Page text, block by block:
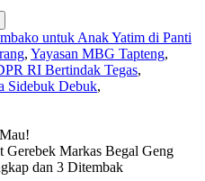
untuk Anak Yatim di Panti
, Yayasan MBG Tapteng,
RI Bertindak Tegas,
Sidebuk Debuk,
Gerebek Markas Begal Geng
dan 3 Ditembak